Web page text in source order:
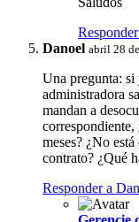
Danoel abril 28
Una pregunta: si
administradora
mandan a
meses? ¿No
contrato? ¿Qué
Responder a